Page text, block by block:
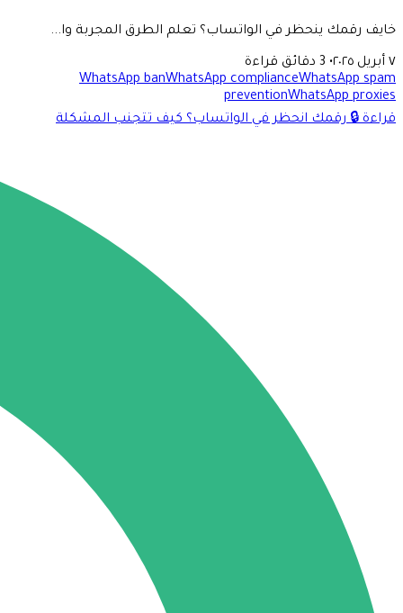
خايف رقمك ينحظر في الواتساب؟ تعلم الطرق المجربة وا...
٧ أبريل ٢٠٢٥ • 3 دقائق قراءة
WhatsApp banWhatsApp complianceWhatsApp spam
preventionWhatsApp proxies
قراءة 🔒 رقمك انحظر في الواتساب؟ كيف تتجنب المشكلة